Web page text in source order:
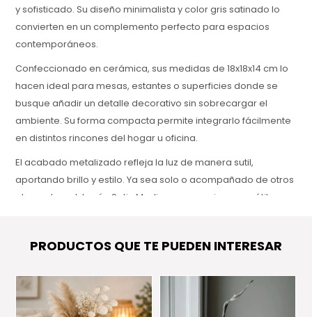
y sofisticado. Su diseño minimalista y color gris satinado lo
convierten en un complemento perfecto para espacios
contemporáneos.
Confeccionado en cerámica, sus medidas de 18x18x14 cm lo
hacen ideal para mesas, estantes o superficies donde se
busque añadir un detalle decorativo sin sobrecargar el
ambiente. Su forma compacta permite integrarlo fácilmente
en distintos rincones del hogar u oficina.
El acabado metalizado refleja la luz de manera sutil,
aportando brillo y estilo. Ya sea solo o acompañado de otros
elementos, el Jarrón Satin Medium es una pieza versátil que
PRODUCTOS QUE TE PUEDEN INTERESAR